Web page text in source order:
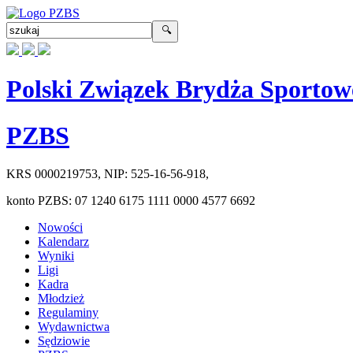
Polski Związek Brydża
PZBS
KRS 0000219753, NIP: 525-16-56-918,
konto PZBS: 07 1240 6175 1111 0000 4577 6692
Nowości
Kalendarz
Wyniki
Ligi
Kadra
Młodzież
Regulaminy
Wydawnictwa
Sędziowie